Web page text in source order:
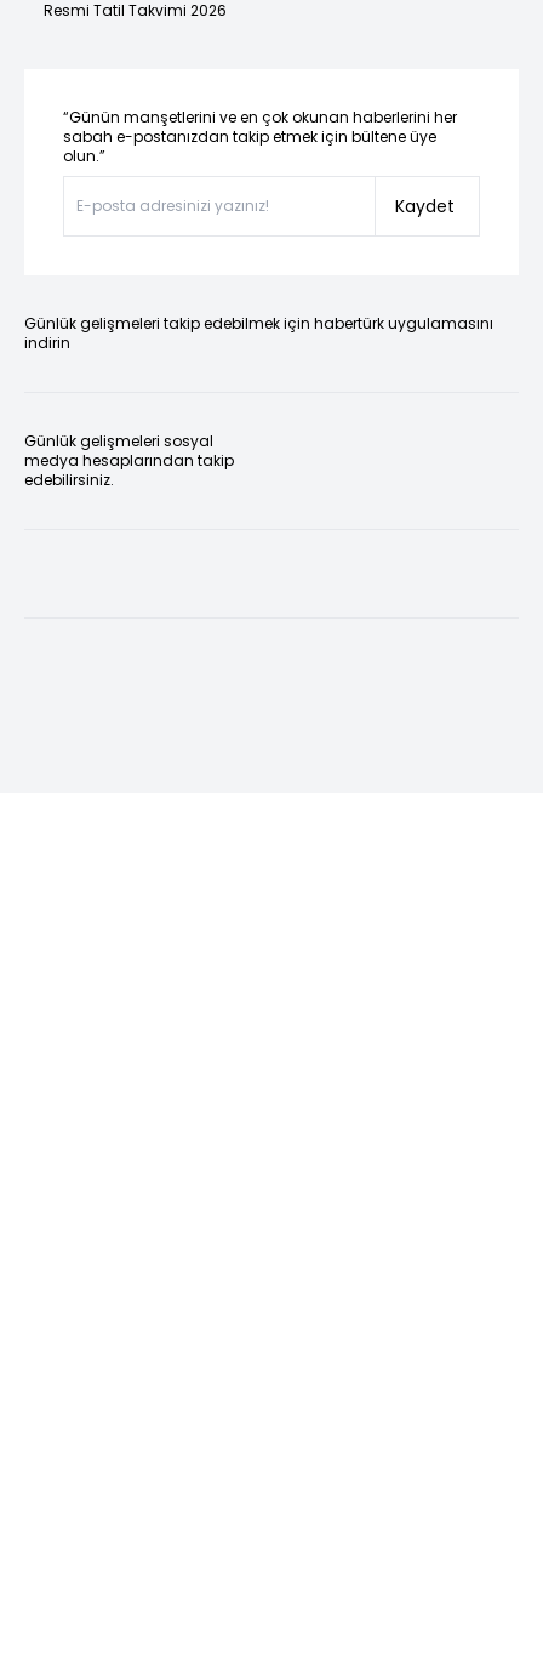
Resmi Tatil Takvimi 2026
“Günün manşetlerini ve en çok okunan haberlerini her
sabah e-postanızdan takip etmek için bültene üye
olun.”
Kaydet
Günlük gelişmeleri takip edebilmek için habertürk uygulamasını
indirin
Günlük gelişmeleri sosyal
medya hesaplarından takip
edebilirsiniz.